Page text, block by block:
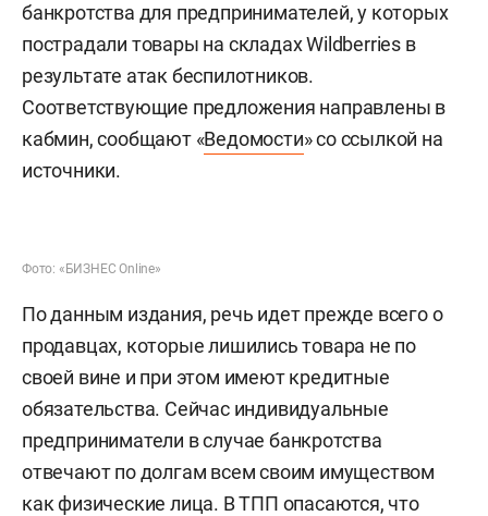
банкротства для предпринимателей, у которых
пострадали товары на складах Wildberries в
результате атак беспилотников.
Соответствующие предложения направлены в
кабмин, сообщают «Ведомости» со ссылкой на
источники.
Фото: «БИЗНЕС Online»
По данным издания, речь идет прежде всего о
продавцах, которые лишились товара не по
своей вине и при этом имеют кредитные
обязательства. Сейчас индивидуальные
предприниматели в случае банкротства
отвечают по долгам всем своим имуществом
как физические лица. В ТПП опасаются, что